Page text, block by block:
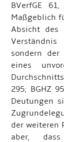
BVerfGE
Maßgeblich
Absicht des
sondern der
eines
295; BGHZ
Deutungen
der weiteren
aber,